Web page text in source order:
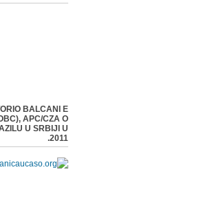
BALCANI E
APC/CZA O
U SRBIJI U
2011.